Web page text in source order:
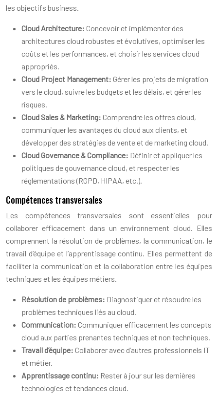
les objectifs business.
Cloud Architecture: Concevoir et implémenter des
architectures cloud robustes et évolutives, optimiser les
coûts et les performances, et choisir les services cloud
appropriés.
Cloud Project Management: Gérer les projets de migration
vers le cloud, suivre les budgets et les délais, et gérer les
risques.
Cloud Sales & Marketing: Comprendre les offres cloud,
communiquer les avantages du cloud aux clients, et
développer des stratégies de vente et de marketing cloud.
Cloud Governance & Compliance: Définir et appliquer les
politiques de gouvernance cloud, et respecter les
réglementations (RGPD, HIPAA, etc.).
Compétences transversales
Les compétences transversales sont essentielles pour
collaborer efficacement dans un environnement cloud. Elles
comprennent la résolution de problèmes, la communication, le
travail d’équipe et l’apprentissage continu. Elles permettent de
faciliter la communication et la collaboration entre les équipes
techniques et les équipes métiers.
Résolution de problèmes: Diagnostiquer et résoudre les
problèmes techniques liés au cloud.
Communication: Communiquer efficacement les concepts
cloud aux parties prenantes techniques et non techniques.
Travail d’équipe: Collaborer avec d’autres professionnels IT
et métier.
Apprentissage continu: Rester à jour sur les dernières
technologies et tendances cloud.